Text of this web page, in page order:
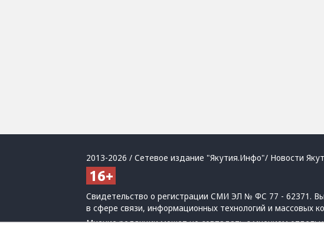
2013-2026 / Сетевое издание "Якутия.Инфо"/ Новости
Свидетельство о регистрации СМИ ЭЛ № ФС 77 - 62371.
в сфере связи, информационных технологий и массовых
Мнение редакции может не совпадать с мнением